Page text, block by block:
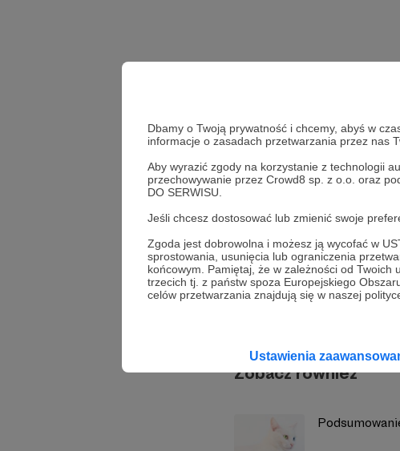
Dbamy o Twoją prywatność i chcemy, abyś w
informacje o zasadach przetwarzania przez nas
Aby wyrazić zgody na korzystanie z technologii
przechowywanie przez Crowd8 sp. z o.o. oraz
DO SERWISU.
Jeśli chcesz dostosować lub zmienić swoje
Zgoda jest dobrowolna i możesz ją wycofać w
sprostowania, usunięcia lub ograniczenia
końcowym. Pamiętaj, że w zależności od
trzecich tj. z państw spoza Europejskiego
celów przetwarzania znajdują się w naszej
Ustawienia
Udostępnij
Rynn Rysuje
Zobacz również